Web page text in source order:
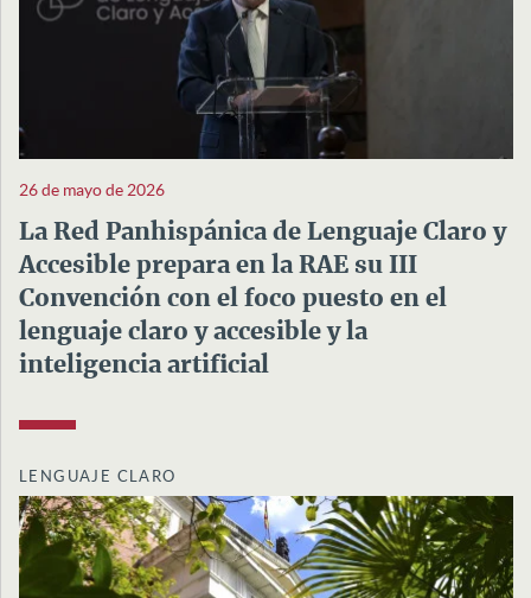
26 de mayo de 2026
La Red Panhispánica de Lenguaje Claro y
Accesible prepara en la RAE su III
Convención con el foco puesto en el
lenguaje claro y accesible y la
inteligencia artificial
LENGUAJE CLARO